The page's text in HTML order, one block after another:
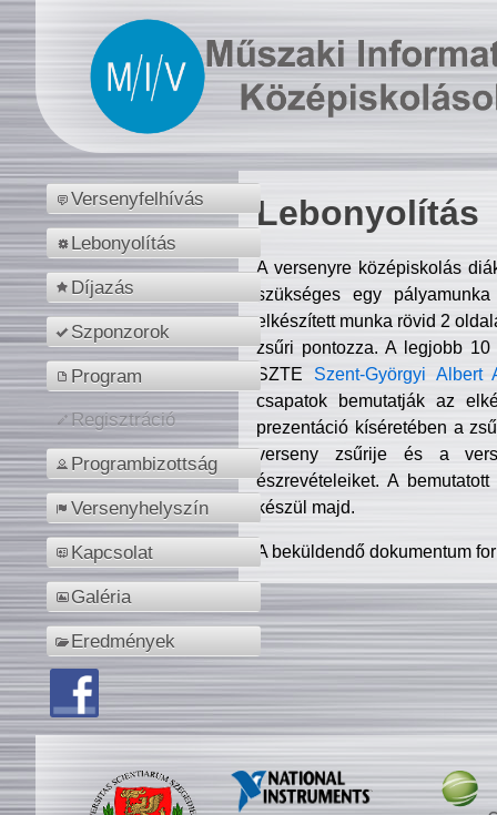
Versenyfelhívás
Lebonyolítás
Díjazás
Szponzorok
Program
Regisztráció
Programbizottság
Versenyhelyszín
Kapcsolat
Galéria
Eredmények
Lebonyolítás
A versenyre középiskolás
szükséges egy
elkészített munka rövid 2
zsűri pontozza. A legjobb
SZTE Szent-Györgyi Albert
csapatok bemutatják az
prezentáció kíséretében a
verseny zsűrije és a
észrevételeiket. A
készül majd.
A beküldendő dokumentum